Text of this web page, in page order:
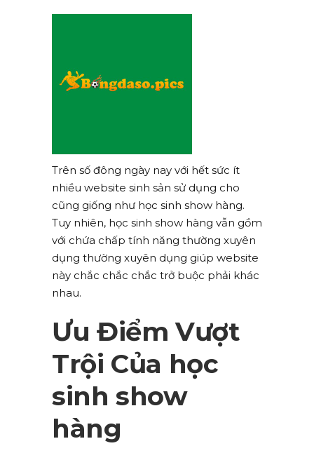
Trên số đông ngày nay với hết sức ít
nhiều website sinh sản sử dụng cho
cũng giống như học sinh show hàng.
Tuy nhiên, học sinh show hàng vẫn gồm
với chứa chấp tính năng thường xuyên
dụng thường xuyên dụng giúp website
này chắc chắc chắc trở buộc phải khác
nhau.
Ưu Điểm Vượt
Trội Của học
sinh show
hàng